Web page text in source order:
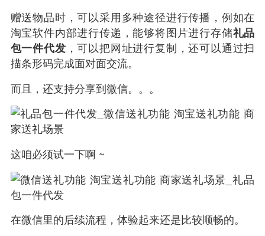
赠送物品时，可以采用多种途径进行传播，例如在
淘宝软件内部进行传递，能够将图片进行存储礼品
包一件代发 ，可以把网址进行复制，还可以通过扫
描条形码完成面对面交流。
而且，还支持分享到微信。。。
这咱必须试一下啊 ~
在微信里的后续流程，体验起来还是比较顺畅的。